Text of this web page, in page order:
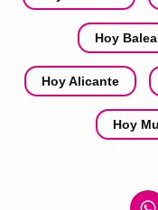
Hoy
Hoy Alicante
Hoy